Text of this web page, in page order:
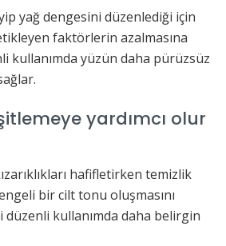
yağ dengesini düzenlediği için
faktörlerin azalmasına
kullanımda yüzün daha pürüzsüz
yardımcı olur
hafifletirken temizlik
bir cilt tonu oluşmasını
düzenli kullanımda daha belirgin